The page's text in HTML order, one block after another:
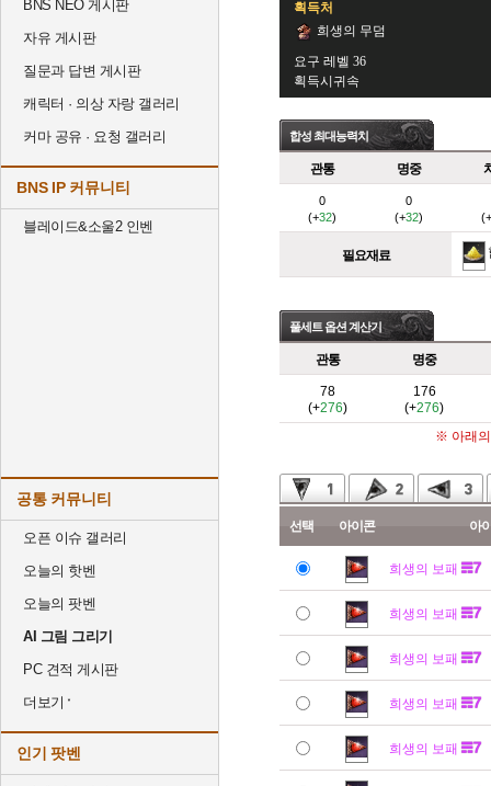
BNS NEO 게시판
자유 게시판
질문과 답변 게시판
캐릭터 · 의상 자랑 갤러리
커마 공유 · 요청 갤러리
BNS IP 커뮤니티
블레이드&소울2 인벤
공통 커뮤니티
오픈 이슈 갤러리
오늘의 핫벤
오늘의 팟벤
AI 그림 그리기
PC 견적 게시판
더보기
인기 팟벤
획득처
희생의 무덤
요구 레벨 36
획득시귀속
합성 최대능력치
관통 명중
0
(+32)
0
(+32) (+
필요재료
풀세트 옵션 계산기
관통 명중
78
(+276)
176
(+276)
※ 아래의
선택 아이콘 아
희생의 보패
희생의 보패
희생의 보패
희생의 보패
희생의 보패